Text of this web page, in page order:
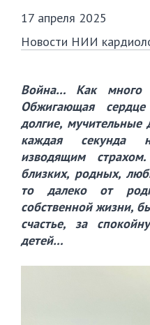
17 апреля 2025
Новости НИИ
Война… Как много
Обжигающая
долгие, мучительные
каждая секунда
изводящим
близких, родных,
то далеко от
собственной жизни,
счастье, за
детей…